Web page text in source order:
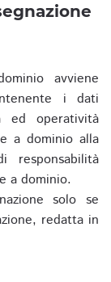
avviene
i dati
ed operatività
a dominio alla
a dominio.
solo se
redatta in